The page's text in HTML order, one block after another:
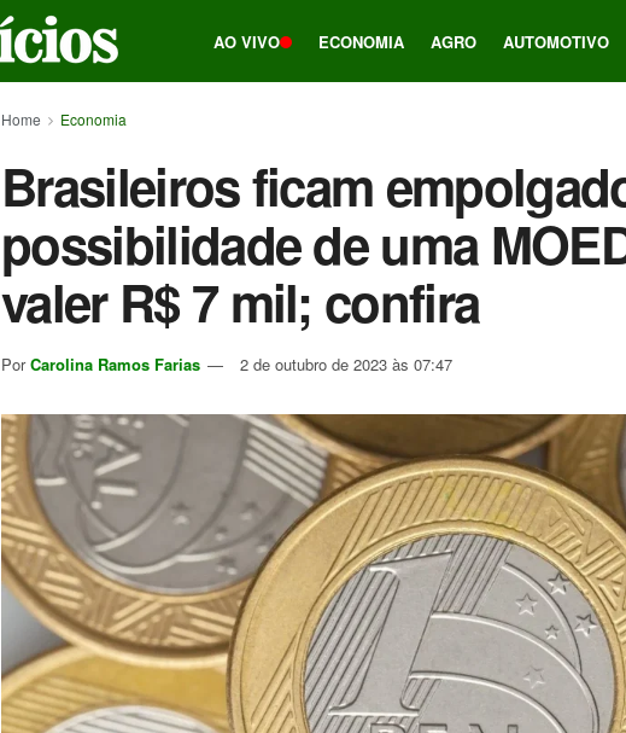
AO VIVO ECONOMIA AGRO AUTOMOTIVO
Home Economia
Brasileiros ficam
possibilidade de uma
valer R$ 7 mil; confira
Por Carolina Ramos Farias 2 de outubro de 2023 às 07:47